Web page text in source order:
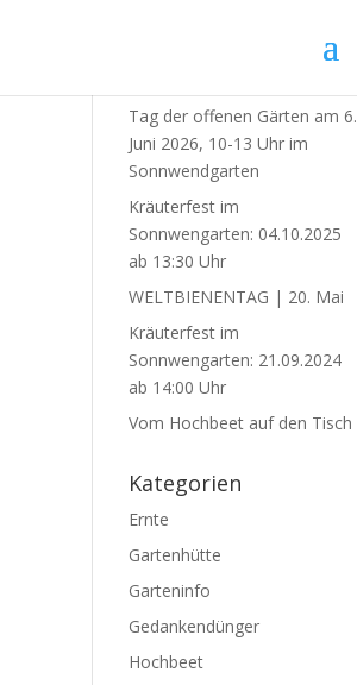
Tag der offenen Gärten am 6.
Juni 2026, 10-13 Uhr im
Sonnwendgarten
Kräuterfest im
Sonnwengarten: 04.10.2025
ab 13:30 Uhr
WELTBIENENTAG | 20. Mai
Kräuterfest im
Sonnwengarten: 21.09.2024
ab 14:00 Uhr
Vom Hochbeet auf den Tisch
Kategorien
Ernte
Gartenhütte
Garteninfo
Gedankendünger
Hochbeet